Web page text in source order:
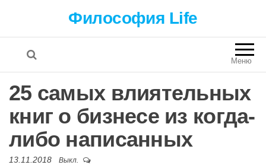
Философия Life
Меню
25 самых влиятельных
книг о бизнесе из когда-
либо написанных
13.11.2018 Выкл.